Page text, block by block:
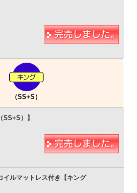
（SS+S）